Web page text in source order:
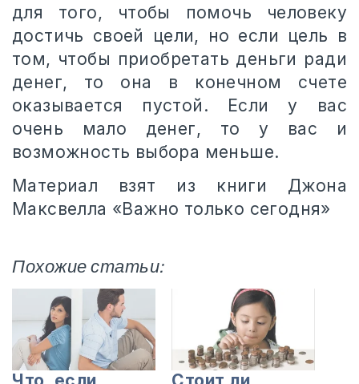
для того, чтобы помочь человеку
достичь своей цели, но если цель в
том, чтобы приобретать деньги ради
денег, то она в конечном счете
оказывается пустой. Если у вас
очень мало денег, то у вас и
возможность выбора меньше.
Материал взят из книги Джона
Максвелла «Важно только сегодня»
Похожие статьи: